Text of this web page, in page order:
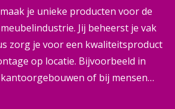
je unieke producten voor de
Jij beheerst je vak
zorg je voor een kwaliteitsproduct
op locatie. Bijvoorbeeld in
of bij mensen